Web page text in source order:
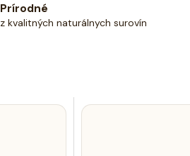
Prírodné
z kvalitných naturálnych surovín